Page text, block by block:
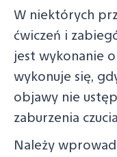
W niektórych
ćwiczeń i
jest wykonanie
wykonuje się,
objawy nie
zaburzenia
Należy